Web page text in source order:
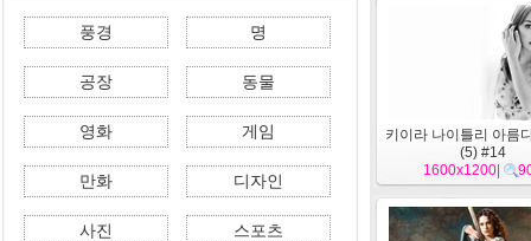
풍경 명
공장 동물
영화 게임
만화 디자인
사진 스포츠
키이라 나이틀리 아름
(5) #14
1600x1200